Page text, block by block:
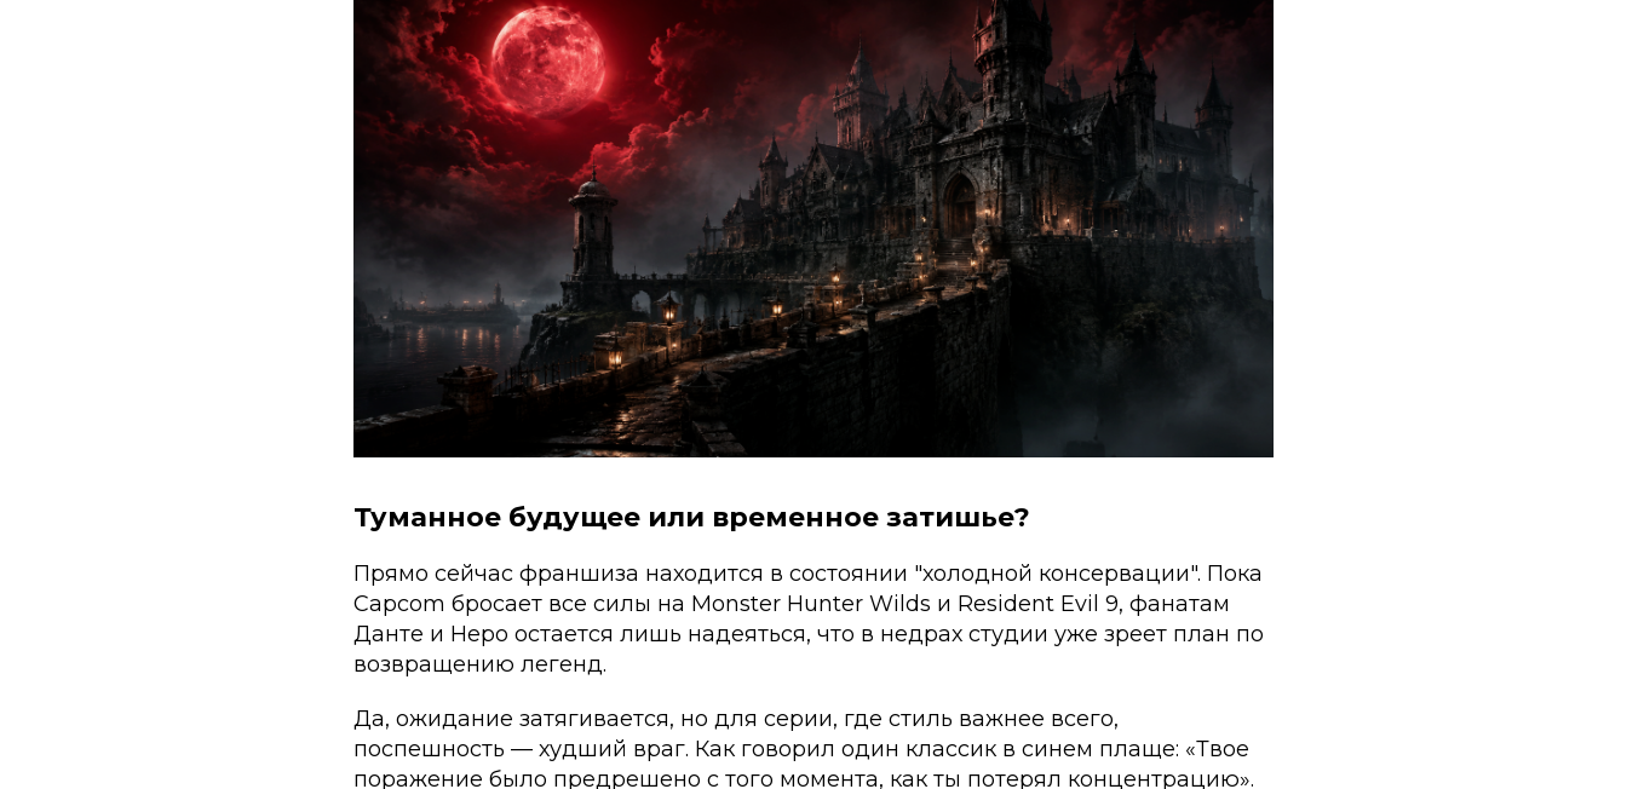
Туманное будущее или временное затишье?
Прямо сейчас франшиза находится в состоянии "холодной консервации". Пока
Capcom бросает все силы на Monster Hunter Wilds и Resident Evil 9, фанатам
Данте и Неро остается лишь надеяться, что в недрах студии уже зреет план по
возвращению легенд.
Да, ожидание затягивается, но для серии, где стиль важнее всего,
поспешность — худший враг. Как говорил один классик в синем плаще: «Твое
поражение было предрешено с того момента, как ты потерял концентрацию».